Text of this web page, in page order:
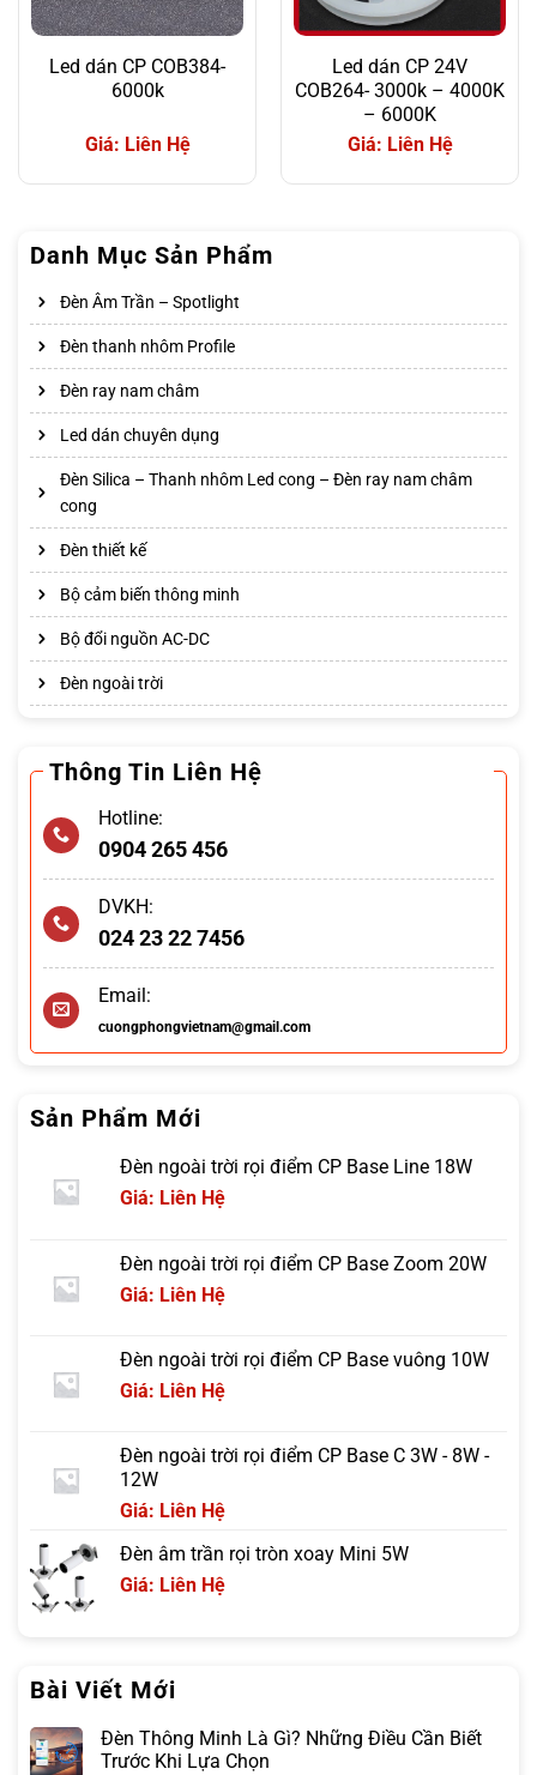
Led dán CP COB384-
6000k
Giá: Liên Hệ
Led dán CP 24V
COB264- 3000k – 4000K
– 6000K
Giá: Liên Hệ
Danh Mục Sản Phẩm
Đèn Âm Trần – Spotlight
Đèn thanh nhôm Profile
Đèn ray nam châm
Led dán chuyên dụng
Đèn Silica – Thanh nhôm Led cong – Đèn ray nam châm
cong
Đèn thiết kế
Bộ cảm biến thông minh
Bộ đổi nguồn AC-DC
Đèn ngoài trời
Thông Tin Liên Hệ
Hotline:
0904 265 456
DVKH:
024 23 22 7456
Email:
cuongphongvietnam@gmail.com
Sản Phẩm Mới
Đèn ngoài trời rọi điểm CP Base Line 18W
Giá: Liên Hệ
Đèn ngoài trời rọi điểm CP Base Zoom 20W
Giá: Liên Hệ
Đèn ngoài trời rọi điểm CP Base vuông 10W
Giá: Liên Hệ
Đèn ngoài trời rọi điểm CP Base C 3W - 8W -
12W
Giá: Liên Hệ
Đèn âm trần rọi tròn xoay Mini 5W
Giá: Liên Hệ
Bài Viết Mới
Đèn Thông Minh Là Gì? Những Điều Cần Biết
Trước Khi Lựa Chọn